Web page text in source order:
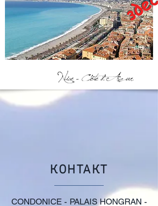
КОНТАКТ
CONDONICE - PALAIS HONGRAN -